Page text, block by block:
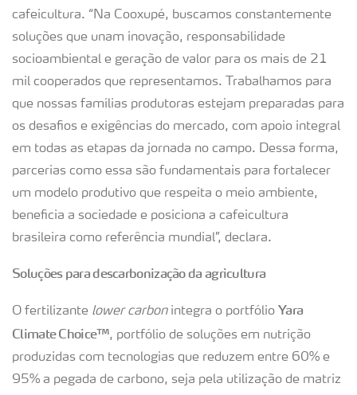
cafeicultura. “Na Cooxupé, buscamos constantemente
soluções que unam inovação, responsabilidade
socioambiental e geração de valor para os mais de 21
mil cooperados que representamos. Trabalhamos para
que nossas famílias produtoras estejam preparadas para
os desafios e exigências do mercado, com apoio integral
em todas as etapas da jornada no campo. Dessa forma,
parcerias como essa são fundamentais para fortalecer
um modelo produtivo que respeita o meio ambiente,
beneficia a sociedade e posiciona a cafeicultura
brasileira como referência mundial”, declara.
Soluções para descarbonização da agricultura
O fertilizante lower carbonintegra o portfólio Yara
Climate Choice™, portfólio de soluções em nutrição
produzidas com tecnologias que reduzem entre 60% e
95% a pegada de carbono, seja pela utilização de matriz